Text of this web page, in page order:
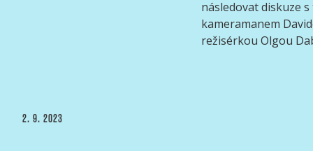
následovat diskuze
kameramanem
režisérkou Olgou
PUBLIKOVÁNO
2. 9. 2023